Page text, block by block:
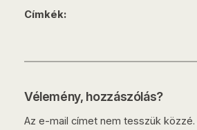
Címkék:
Vélemény, hozzászólás?
Az e-mail címet nem tesszük közzé.